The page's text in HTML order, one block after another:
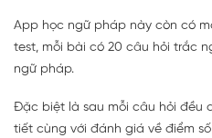
App học ngữ pháp này còn có
test, mỗi bài có 20 câu hỏi trắc
ngữ pháp.
Đặc biệt là sau mỗi câu hỏi đều
tiết cùng với đánh giá về điểm